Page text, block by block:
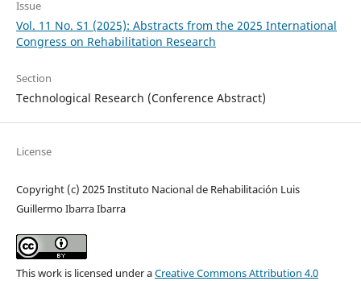
Issue
Vol. 11 No. S1 (2025): Abstracts from the 2025 International
Congress on Rehabilitation Research
Section
Technological Research (Conference Abstract)
License
Copyright (c) 2025 Instituto Nacional de Rehabilitación Luis
Guillermo Ibarra Ibarra
This work is licensed under aCreative Commons Attribution 4.0